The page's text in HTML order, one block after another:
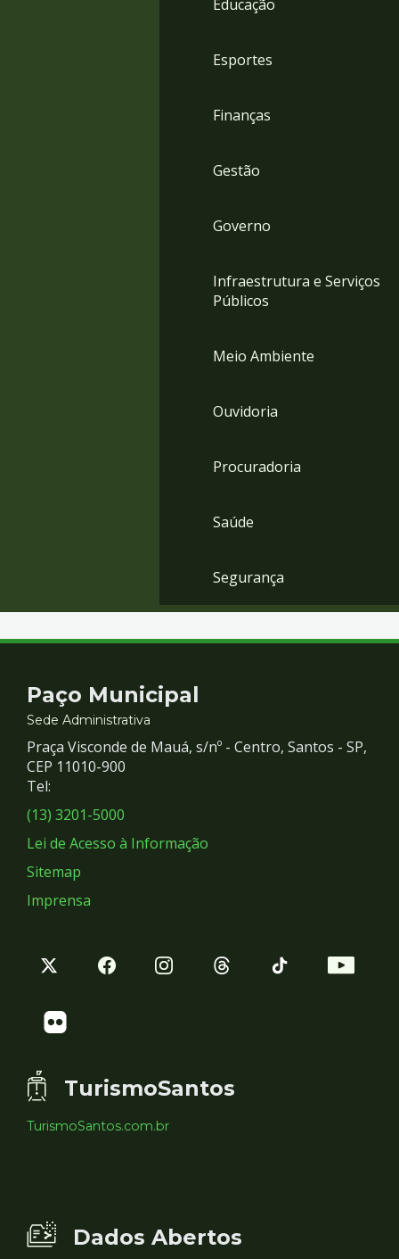
Educação
Esportes
Finanças
Gestão
Governo
Infraestrutura e Serviços
Públicos
Meio Ambiente
Ouvidoria
Procuradoria
Saúde
Segurança
Contato
e
Redes
Sociais
Paço Municipal
Sede Administrativa
Praça Visconde de Mauá, s/nº - Centro, Santos - SP,
CEP 11010-900
Tel:
(13) 3201-5000
Lei de Acesso à Informação
Sitemap
Imprensa
TurismoSantos
TurismoSantos.com.br
Dados Abertos